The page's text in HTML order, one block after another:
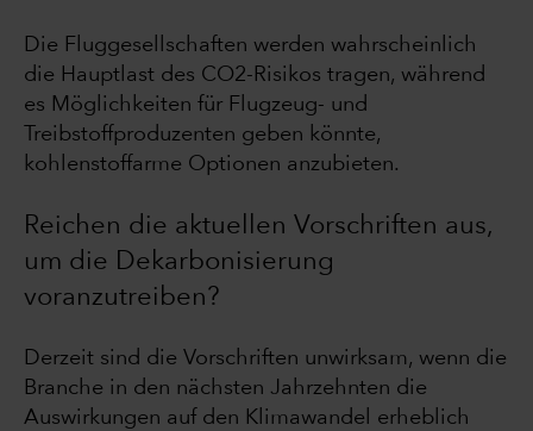
Die Fluggesellschaften werden wahrscheinlich
die Hauptlast des CO2-Risikos tragen, während
es Möglichkeiten für Flugzeug- und
Treibstoffproduzenten geben könnte,
kohlenstoffarme Optionen anzubieten.
Reichen die aktuellen Vorschriften aus,
um die Dekarbonisierung
voranzutreiben?
Derzeit sind die Vorschriften unwirksam, wenn die
Branche in den nächsten Jahrzehnten die
Auswirkungen auf den Klimawandel erheblich